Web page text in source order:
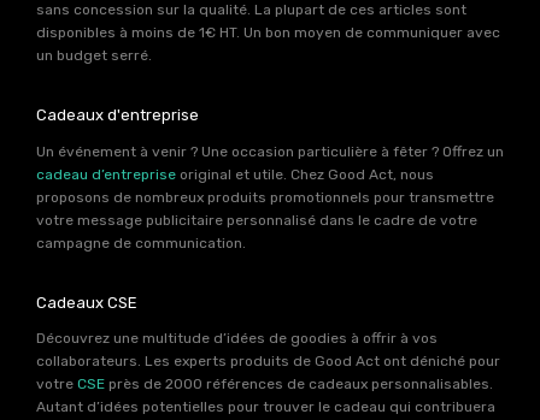
sans concession sur la qualité. La plupart de ces articles sont
disponibles à moins de 1€ HT. Un bon moyen de communiquer avec
un budget serré.
Cadeaux d'entreprise
Un événement à venir ? Une occasion particulière à fêter ? Offrez un
cadeau d’entreprise original et utile. Chez Good Act, nous
proposons de nombreux produits promotionnels pour transmettre
votre message publicitaire personnalisé dans le cadre de votre
campagne de communication.
Cadeaux CSE
Découvrez une multitude d’idées de goodies à offrir à vos
collaborateurs. Les experts produits de Good Act ont déniché pour
votre CSE près de 2000 références de cadeaux personnalisables.
Autant d’idées potentielles pour trouver le cadeau qui contribuera